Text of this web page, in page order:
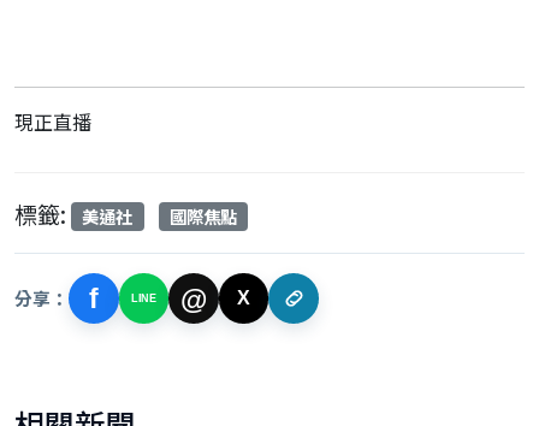
現正直播
標籤: 美通社 國際焦點
分享： f LINE @ X